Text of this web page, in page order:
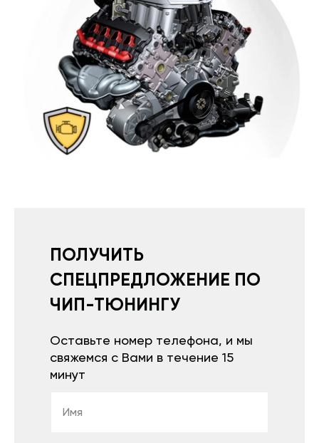
ПОЛУЧИТЬ
СПЕЦПРЕДЛОЖЕНИЕ ПО
ЧИП-ТЮНИНГУ
Оставьте номер телефона, и мы
свяжемся с Вами в течение 15
минут